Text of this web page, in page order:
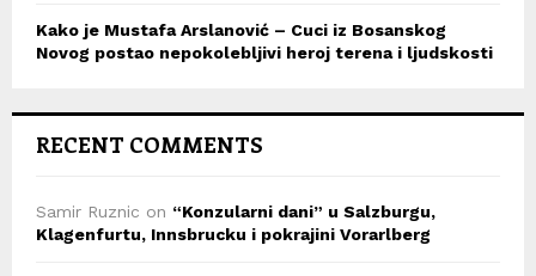
Kako je Mustafa Arslanović – Cuci iz Bosanskog
Novog postao nepokolebljivi heroj terena i ljudskosti
RECENT COMMENTS
Samir Ruznic on “Konzularni dani” u Salzburgu,
Klagenfurtu, Innsbrucku i pokrajini Vorarlberg